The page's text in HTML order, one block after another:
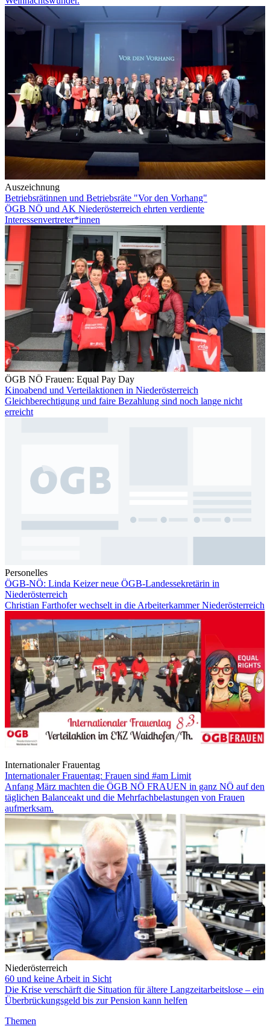
Auszeichnung
Betriebsrätinnen und Betriebsräte "Vor den Vorhang"
ÖGB NÖ und AK Niederösterreich ehrten verdiente
Interessenvertreter*innen
ÖGB NÖ Frauen: Equal Pay Day
Kinoabend und Verteilaktionen in Niederösterreich
Gleichberechtigung und faire Bezahlung sind noch lange nicht
erreicht
Personelles
ÖGB-NÖ: Linda Keizer neue ÖGB-Landessekretärin in
Niederösterreich
Christian Farthofer wechselt in die Arbeiterkammer Niederösterreich
Internationaler Frauentag
Internationaler Frauentag: Frauen sind #am Limit
Anfang März machten die ÖGB NÖ FRAUEN in ganz NÖ auf den
täglichen Balanceakt und die Mehrfachbelastungen von Frauen
aufmerksam.
Niederösterreich
60 und keine Arbeit in Sicht
Die Krise verschärft die Situation für ältere Langzeitarbeitslose – ein
Überbrückungsgeld bis zur Pension kann helfen
Themen